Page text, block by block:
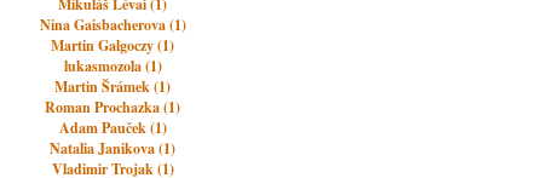
Mikuláš Lévai (1)
Nina Gaisbacherova (1)
Martin Galgoczy (1)
lukasmozola (1)
Martin Šrámek (1)
Roman Prochazka (1)
Adam Pauček (1)
Natalia Janikova (1)
Vladimir Trojak (1)